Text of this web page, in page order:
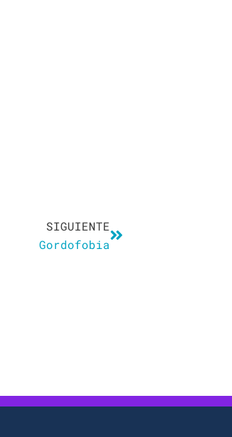
SIGUIENTE
Gordofobia